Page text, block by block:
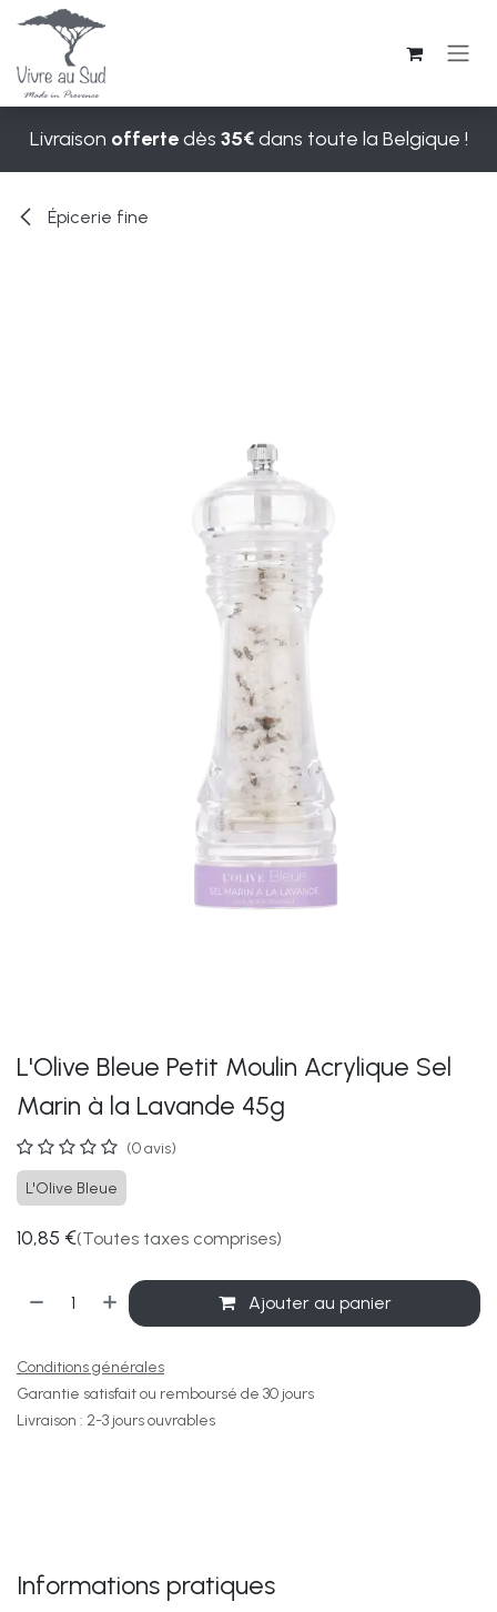
Se rendre au contenu
Livraison offertedès 35€dans toute la Belgique !
Épicerie fine
L'Olive Bleue Petit Moulin Acrylique Sel
Marin à la Lavande 45g
(0 avis)
L'Olive Bleue
10,85 €(Toutes taxes comprises)
Ajouter au panier
Conditions générales
Garantie satisfait ou remboursé de 30 jours
Livraison : 2-3 jours ouvrables
Informations pratiques